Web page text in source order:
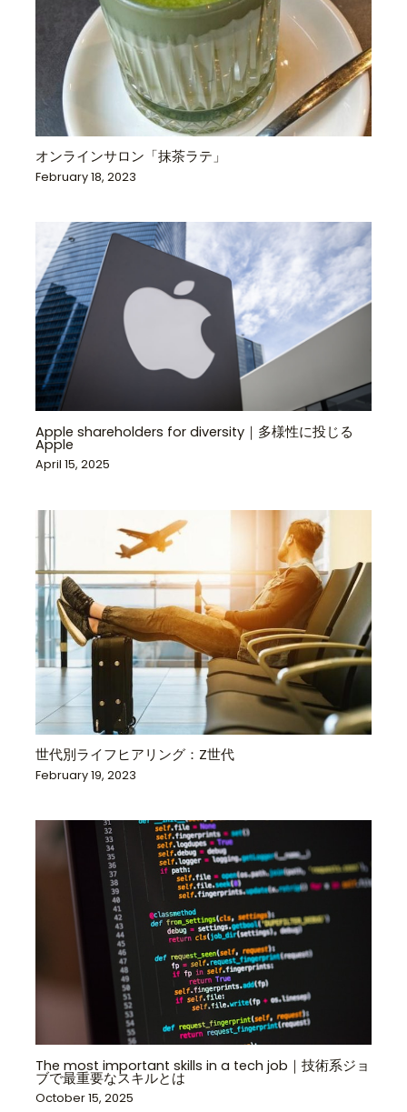
オンラインサロン「抹茶ラテ」
February 18, 2023
Apple shareholders for diversity｜多様性に投じる
Apple
April 15, 2025
世代別ライフヒアリング：Z世代
February 19, 2023
The most important skills in a tech job｜技術系ジョ
ブで最重要なスキルとは
October 15, 2025